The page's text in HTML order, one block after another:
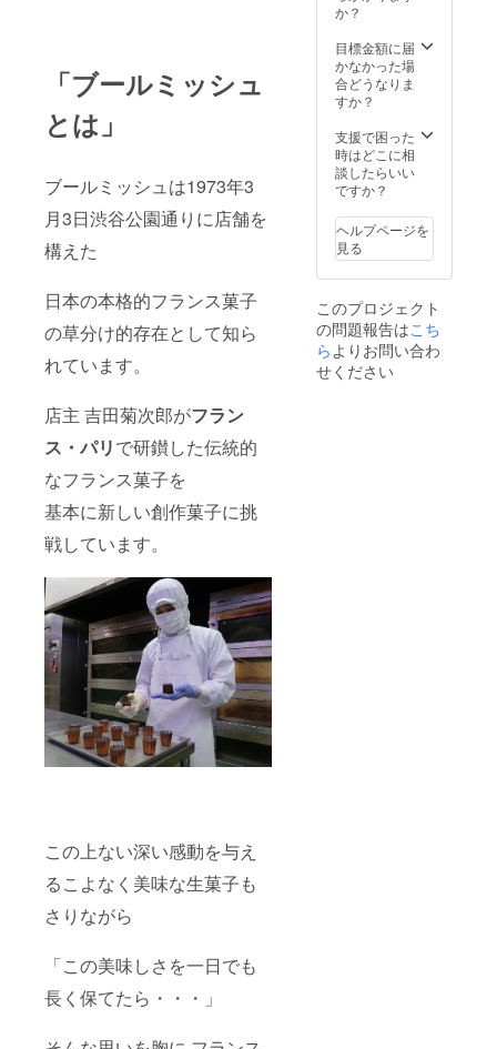
「ブールミッシュ
とは」
ブールミッシュは1973年3
月3日渋谷公園通りに店舗を
構えた
日本の本格的フランス菓子
の草分け的存在として知ら
れています。
店主 吉田菊次郎がフラン
ス・パリで研鑚した伝統的
なフランス菓子を
基本に新しい創作菓子に挑
戦しています。
この上ない深い感動を与え
るこよなく美味な生菓子も
さりながら
「この美味しさを一日でも
長く保てたら・・・」
か？
目標金額に届
かなかった場
合どうなりま
すか？
支援で困った
時はどこに相
談したらいい
ですか？
ヘルプページを
見る
このプロジェクト
の問題報告はこち
らよりお問い合わ
せください